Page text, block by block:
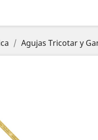
Agujas Tricotar y